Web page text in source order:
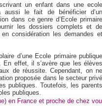
un enfant dans une ecole
le fait de bénéficier d’un
dans ce genre d’Ecole
les dossiers complets et de
considération les demandes et
d’une Ecole primaire publique
En effet, il s’avère que les élèves
de réussite. Cependant, on ne
proposée dans le secteur privé
publiques. Toutefois, les parents
publiques.
en France et proche de chez